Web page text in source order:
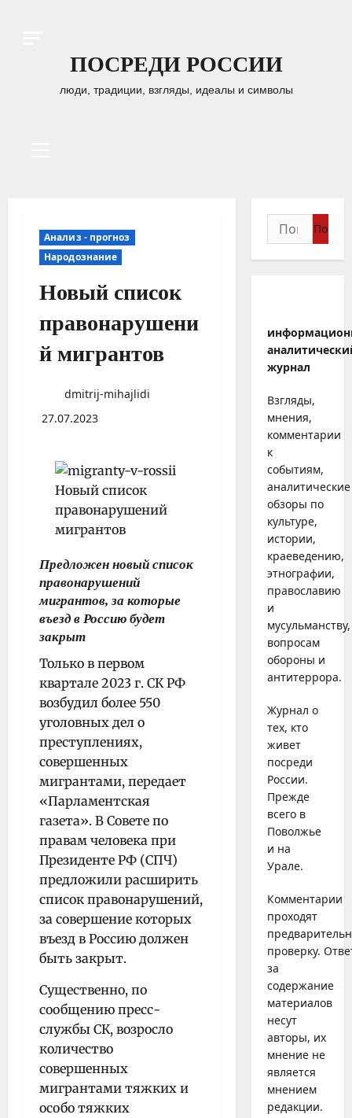
ПОСРЕДИ РОССИИ
люди, традиции, взгляды, идеалы и символы
Анализ - прогноз
Народознание
Новый список
правонарушени
й мигрантов
dmitrij-mihajlidi
27.07.2023
Предложен новый список
правонарушений
мигрантов, за которые
въезд в Россию будет
закрыт
Только в первом
квартале 2023 г. СК РФ
возбудил более 550
уголовных дел о
преступлениях,
совершенных
мигрантами, передает
«Парламентская
газета». В Совете по
правам человека при
Президенте РФ (СПЧ)
предложили расширить
список правонарушений,
за совершение которых
въезд в Россию должен
быть закрыт.
Существенно, по
сообщению пресс-
службы СК, возросло
количество
совершенных
мигрантами тяжких и
особо тяжких
Найти:
журнал
Взгляды,
мнения,
комментарии
к
событиям,
аналитические
обзоры по
культуре,
истории,
краеведению,
этнографии,
православию
и
мусульманству,
вопросам
обороны и
антитеррора.
Журнал о
тех, кто
живет
посреди
России.
Прежде
всего в
Поволжье
и на
Урале.
Комментарии
проходят
проверку.
за
содержание
материалов
несут
авторы, их
мнение не
является
мнением
редакции.